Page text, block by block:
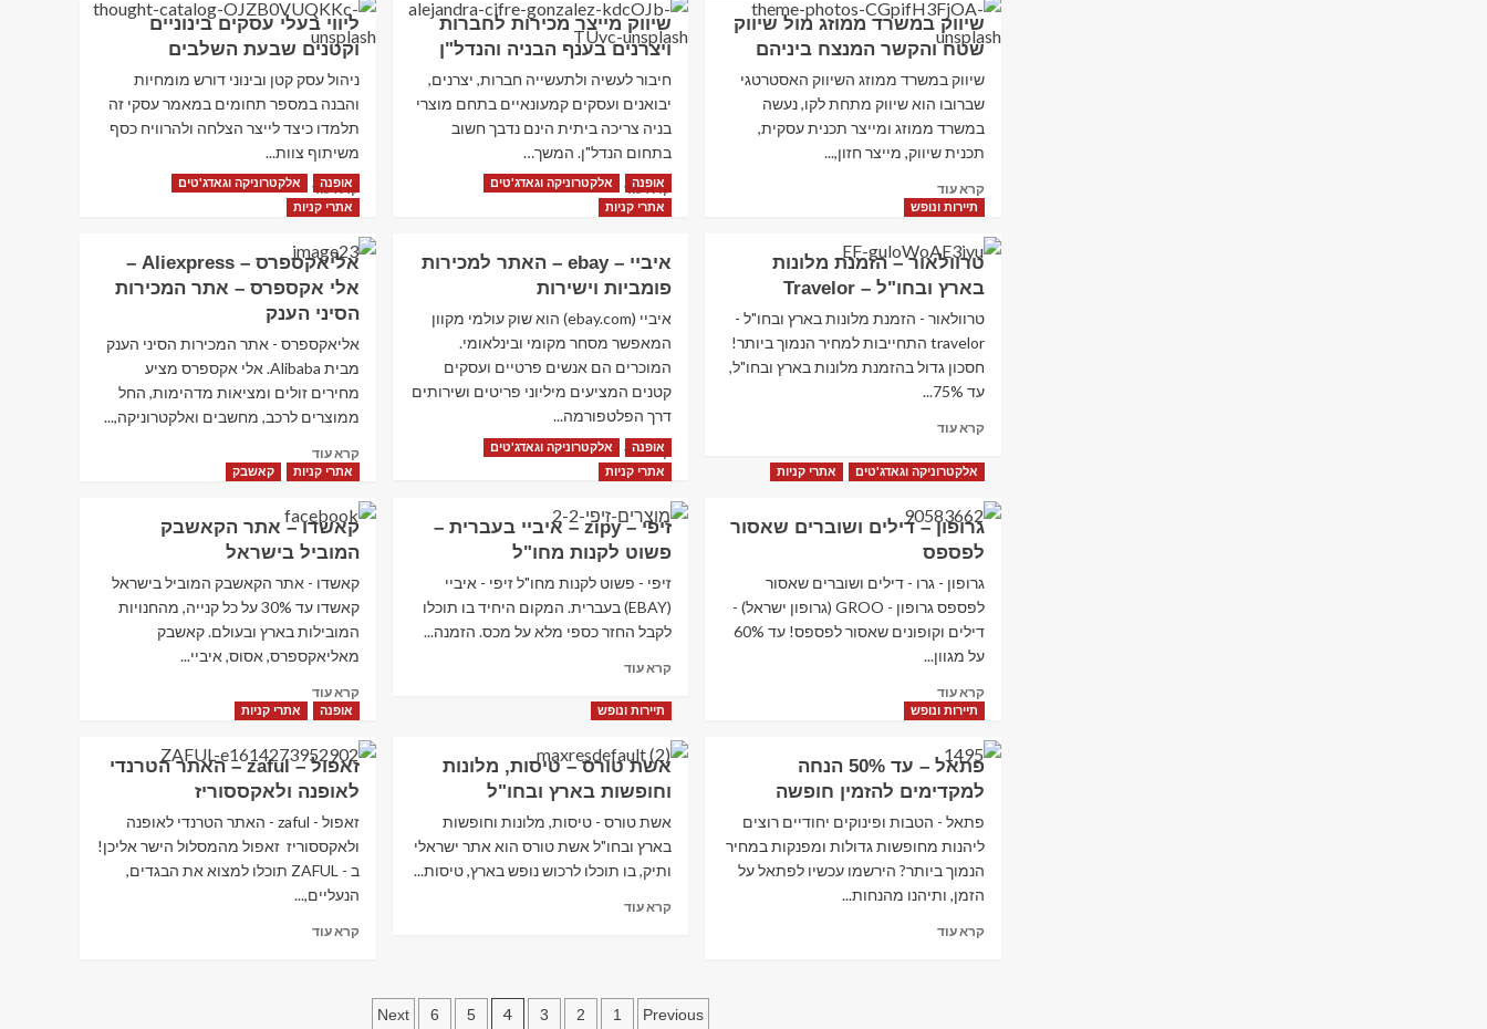
בוקינג
–
Booking.com
–
ואירוח
חוליו
Hulyo
טיסות
זולות
ברגע
האחרון
לייצר
לקוח
בשל
לעסקה
שיווק במשרד ממוזג מול שיווק
שטח והקשר המנצח ביניהם
שיווק במשרד ממוזג השיווק האסטרטגי
שברובו הוא שיווק מתחת לקו, נעשה
במשרד ממוזג ומייצר תכנית עסקית,
תכנית שיווק, מייצר חזון,...
קרא עודRead
more
שיווק
במשרד
ממוזג
מול
שטח
והקשר
המנצח
שיווק מייצר מכירות לחברות
ויצרנים בענף הבניה והנדל"ן
חיבור לעשיה ולתעשייה חברות, יצרנים,
יבואנים ועסקים קמעונאיים בתחם מוצרי
בניה צריכה ביתית הינם נדבך חשוב
בתחום הנדל"ן. המשך…
קרא עודRead
more
מייצר
מכירות
לחברות
בענף
הבניה
והנדל"ן
ליווי בעלי עסקים בינוניים
וקטנים שבעת השלבים
ניהול עסק קטן ובינוני דורש מומחיות
והבנה במספר תחומים במאמר עסקי זה
תלמדו כיצד לייצר הצלחה ולהרוויח כסף
משיתוף צוות...
קרא עודRead
more
ליווי
בעלי
עסקים
בינוניים
שבעת
השלבים
תיירות ונופש
טרוולאור – הזמנת מלונות
בארץ ובחו"ל – Travelor
טרוולאור - הזמנת מלונות בארץ ובחו"ל -
travelor התחייבות למחיר הנמוך ביותר!
חסכון גדול בהזמנת מלונות בארץ ובחו"ל,
עד 75%...
קרא עודRead
about
–
הזמנת
מלונות
ובחו"ל
–
Travelor
אופנה
אלקטרוניקה וגאדג'טים
אתרי קניות
איביי – ebay – האתר למכירות
פומביות וישירות
איביי (ebay.com) הוא שוק עולמי מקוון
המאפשר מסחר מקומי ובינלאומי.
המוכרים הם אנשים פרטיים ועסקים
קטנים המציעים מיליוני פריטים ושירותים
דרך הפלטפורמה...
קרא עודRead
more
איביי
–
ebay
למכירות
פומביות וישירות
אופנה
אלקטרוניקה וגאדג'טים
אתרי קניות
אליאקספרס – Aliexpress –
אלי אקספרס – אתר המכירות
הסיני הענק
אליאקספרס - אתר המכירות הסיני הענק
מבית Alibaba. אלי אקספרס מציע
מחירים זולים ומציאות מדהימות, החל
ממוצרים לרכב, מחשבים ואלקטרוניקה,...
קרא עודRead
more
אליאקספרס
–
Aliexpress
אקספרס
–
אתר
הסיני
הענק
אלקטרוניקה וגאדג'טים אתרי קניות
גרופון – דילים ושוברים שאסור
לפספס‏
גרופון - גרו - דילים ושוברים שאסור
לפספס‏ גרופון - GROO (גרופון ישראל) -
דילים וקופונים שאסור לפספס! עד 60%
על מגוון...
קרא עודRead
more
–
דילים
ושוברים
לפספס‏
אופנה
אלקטרוניקה וגאדג'טים
אתרי קניות
זיפי – zipy – איביי בעברית –
פשוט לקנות מחו"ל
זיפי - פשוט לקנות מחו"ל זיפי - איביי
(EBAY) בעברית. המקום היחיד בו תוכלו
לקבל החזר כספי מלא על מכס. הזמנה...
קרא עודRead
about
–
zipy
–
בעברית
–
פשוט
אתרי קניות קאשבק
קאשדו – אתר הקאשבק
המוביל בישראל
קאשדו - אתר הקאשבק המוביל בישראל
קאשדו עד 30% על כל קנייה, מהחנויות
המובילות בארץ ובעולם. קאשבק
מאליאקספרס, אסוס, איביי...
קרא עודRead
more
קאשדו
–
אתר
הקאשבק
בישראל
תיירות ונופש
פתאל – עד 50% הנחה
למקדימים להזמין חופשה
פתאל - הטבות ופינוקים יחודיים רוצים
ליהנות מחופשות גדולות ומפנקות במחיר
הנמוך ביותר? הירשמו עכשיו לפתאל על
הזמן, ותיהנו מהנחות...
קרא עודRead
תיירות ונופש
אשת טורס – טיסות, מלונות
וחופשות בארץ ובחו"ל
אשת טורס - טיסות, מלונות וחופשות
בארץ ובחו"ל אשת טורס הוא אתר ישראלי
ותיק, בו תוכלו לרכוש נופש בארץ, טיסות...
קרא עודRead
–
אופנה אתרי קניות
זאפול – zaful – האתר הטרנדי
לאופנה ולאקססוריז
זאפול - zaful - האתר הטרנדי לאופנה
ולאקססוריז זאפול מהמסלול הישר אליכן!
ב - ZAFUL תוכלו למצוא את הבגדים,
הנעליים,...
קרא עודRead
Posts
Previous
1
2
3
4
5
6
Next